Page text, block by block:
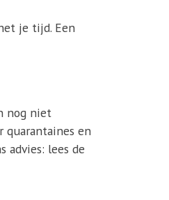
je tijd. Een
nog niet
quarantaines en
advies: lees de